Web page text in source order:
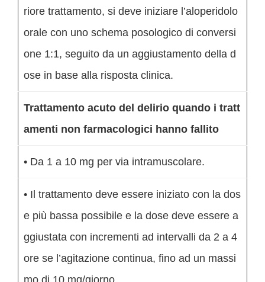
riore trattamento, si deve iniziare l’aloperidolo
orale con uno schema posologico di conversi
one 1:1, seguito da un aggiustamento della d
ose in base alla risposta clinica.
Trattamento acuto del delirio quando i tratt
amenti non farmacologici hanno fallito
• Da 1 a 10 mg per via intramuscolare.
• Il trattamento deve essere iniziato con la dos
e più bassa possibile e la dose deve essere a
ggiustata con incrementi ad intervalli da 2 a 4
ore se l’agitazione continua, fino ad un massi
mo di 10 mg/giorno.